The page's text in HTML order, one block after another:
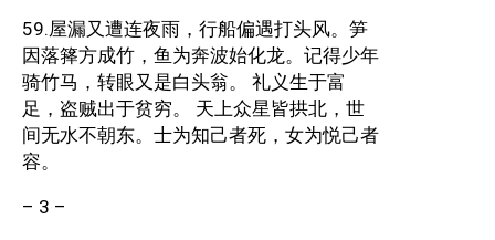
59.屋漏又遭连夜雨，行船偏遇打头风。笋
因落箨方成竹，鱼为奔波始化龙。记得少年
骑竹马，转眼又是白头翁。 礼义生于富
足，盗贼出于贫穷。 天上众星皆拱北，世
间无水不朝东。士为知己者死，女为悦己者
容。
– 3 –